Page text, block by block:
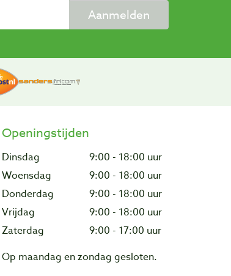
Aanmelden
Openingstijden
Dinsdag
9:00 - 18:00 uur
Woensdag
9:00 - 18:00 uur
Donderdag
9:00 - 18:00 uur
Vrijdag
9:00 - 18:00 uur
Zaterdag
9:00 - 17:00 uur
Op maandag en zondag gesloten.